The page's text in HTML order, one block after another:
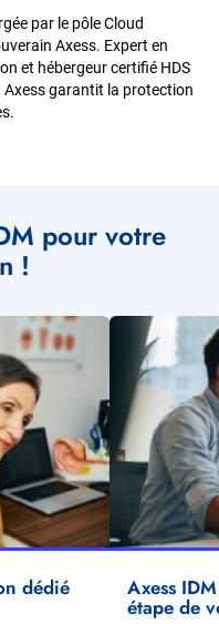
par le pôle Cloud
Axess. Expert en
et hébergeur certifié HDS
Axess garantit la protection
pour votre
!
dédié
Illustration
vignette
Axess
étape de